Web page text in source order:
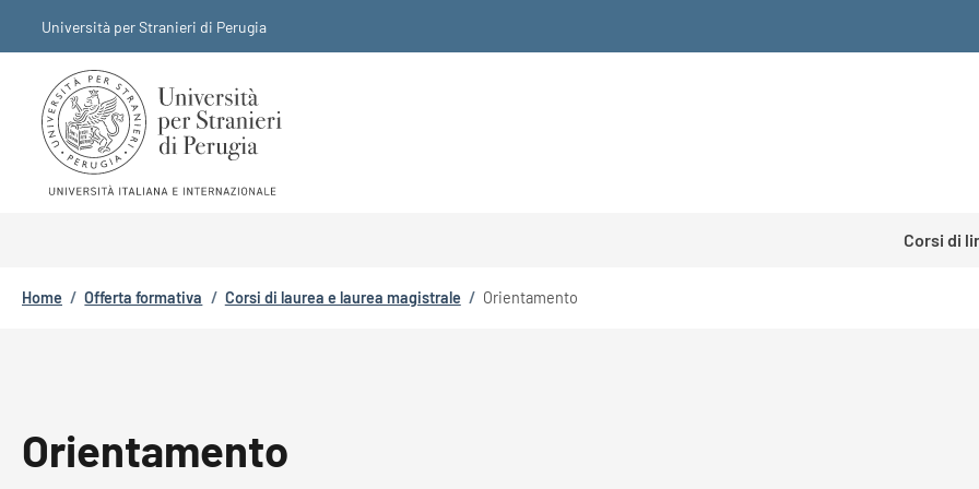
Università per Stranieri di Perugia
Corsi di
Briciole di pane
Home / Offerta formativa / Corsi di laurea e laurea magistrale / Orientamento
Orientamento